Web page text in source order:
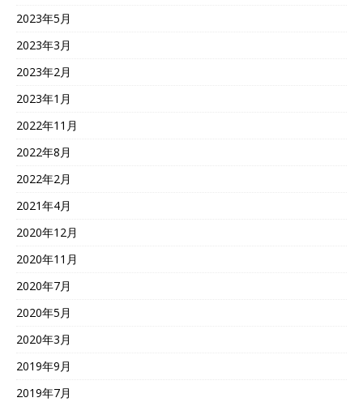
2023年5月
2023年3月
2023年2月
2023年1月
2022年11月
2022年8月
2022年2月
2021年4月
2020年12月
2020年11月
2020年7月
2020年5月
2020年3月
2019年9月
2019年7月